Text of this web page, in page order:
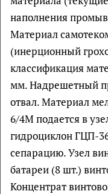
наполнения
Материал
(инерционный
классификация
мм. Надрешетный
отвал. Материал
6/4М подается в
гидроциклон ГЦП-
сепарацию. Узел
батареи (8 шт.)
Концентрат